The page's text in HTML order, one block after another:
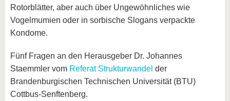
Rotorblätter, aber auch über Ungewöhnliches wie
Vogelmumien oder in sorbische Slogans verpackte
Kondome.
Fünf Fragen an den Herausgeber Dr. Johannes
Staemmler vom Referat Strukturwandel der
Brandenburgischen Technischen Universität (BTU)
Cottbus-Senftenberg.